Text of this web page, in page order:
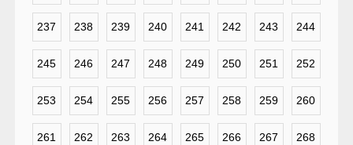
237 238 239 240 241 242 243 244
245 246 247 248 249 250 251 252
253 254 255 256 257 258 259 260
261 262 263 264 265 266 267 268